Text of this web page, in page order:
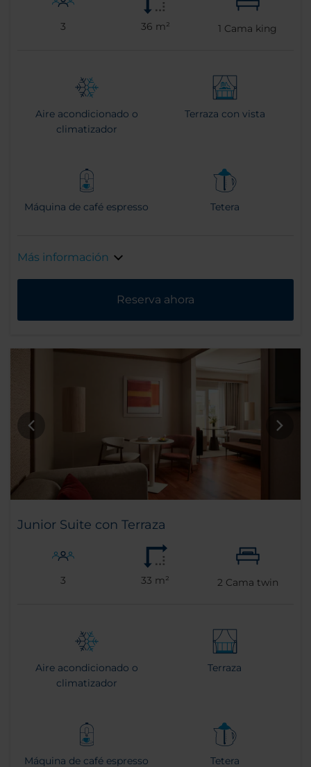
3 36 m² 1 Cama king
Aire acondicionado o
climatizador
Terraza con vista
Máquina de café espresso Tetera
Más información
Reserva ahora
Junior Suite con Terraza
3 33 m² 2 Cama twin
Aire acondicionado o
climatizador
Terraza
Máquina de café espresso Tetera